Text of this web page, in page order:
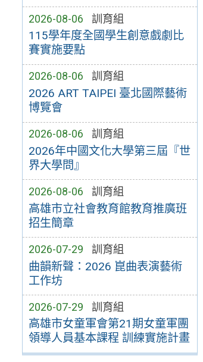
2026-08-06 訓育組
115學年度全國學生創意戲劇比
賽實施要點
2026-08-06 訓育組
2026 ART TAIPEI 臺北國際藝術
博覽會
2026-08-06 訓育組
2026年中國文化大學第三屆『世
界大學問』
2026-08-06 訓育組
高雄市立社會教育館教育推廣班
招生簡章
2026-07-29 訓育組
曲韻新聲：2026 崑曲表演藝術
工作坊
2026-07-29 訓育組
高雄市女童軍會第21期女童軍團
領導人員基本課程 訓練實施計畫